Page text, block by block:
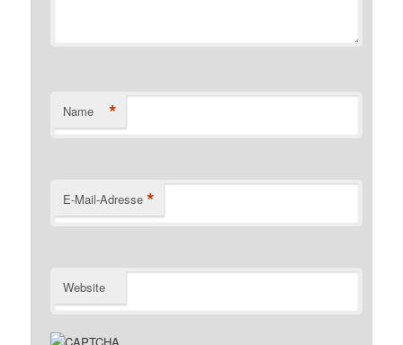
Name *
E-Mail-Adresse *
Website